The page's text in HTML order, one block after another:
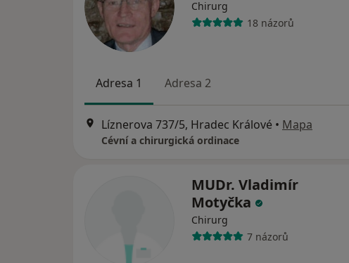
Chirurg
18 názorů
Adresa 1 Adresa 2
Líznerova 737/5, Hradec Králové • Mapa
Cévní a chirurgická ordinace
MUDr. Vladimír
Motyčka
Chirurg
7 názorů